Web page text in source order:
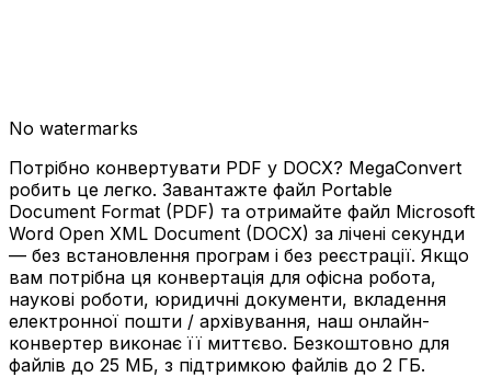
No watermarks
Потрібно конвертувати PDF у DOCX? MegaConvert
робить це легко. Завантажте файл Portable
Document Format (PDF) та отримайте файл Microsoft
Word Open XML Document (DOCX) за лічені секунди
— без встановлення програм і без реєстрації. Якщо
вам потрібна ця конвертація для офісна робота,
наукові роботи, юридичні документи, вкладення
електронної пошти / архівування, наш онлайн-
конвертер виконає її миттєво. Безкоштовно для
файлів до 25 МБ, з підтримкою файлів до 2 ГБ.